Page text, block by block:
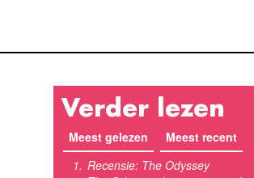
Verder lezen
Meest gelezen (actieve tabblad)
Meest recent
Recensie: The Odyssey